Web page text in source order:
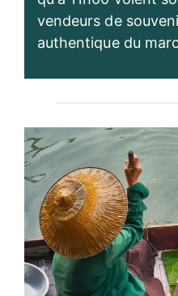
vendeurs de
authentique du